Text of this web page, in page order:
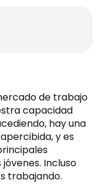
de trabajo
capacidad
hay una
y es
Incluso
trabajando.